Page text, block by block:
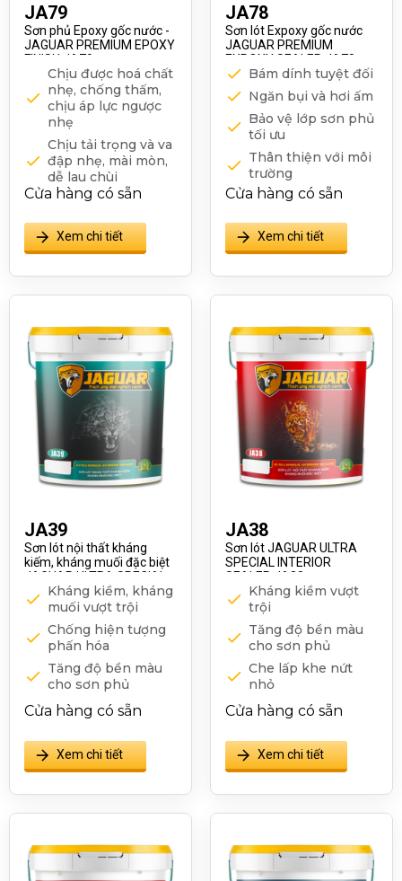
JA79
Sơn phủ Epoxy gốc nước -
JAGUAR PREMIUM EPOXY
FINISH JA79
Chịu được hoá chất
nhẹ, chống thấm,
chịu áp lực ngược
nhẹ
Chịu tải trọng và va
đập nhẹ, mài mòn,
dễ lau chùi
Không độc hại,
thuỷ ngân, an toàn
với người thi công
Cửa hàng có sẵn
Xem chi tiết
JA78
Sơn lót Expoxy gốc nước
JAGUAR PREMIUM
EXPOXY SEALER JA78
Bám dính tuyệt đối
Ngăn bụi và hơi ấm
Bảo vệ lớp sơn phủ
tối ưu
Thân thiện với môi
trường
Che lấp khe nứt
Cửa hàng có sẵn
Xem chi tiết
JA39
Sơn lót nội thất kháng
kiếm, kháng muối đặc biệt
JAGUAR ULTRA SPECIAL
INTERIOR SEALER JA39
Kháng kiềm, kháng
muối vượt trội
Chống hiện tượng
phấn hóa
Tăng độ bền màu
cho sơn phủ
Thân thiện với môi
trường
Che lấp khe nứt
nhỏ
Cửa hàng có sẵn
Xem chi tiết
JA38
Sơn lót JAGUAR ULTRA
SPECIAL INTERIOR
SEALER JA38
Kháng kiềm vượt
trội
Tăng độ bền màu
cho sơn phủ
Che lấp khe nứt
nhỏ
Chống hiện tượng
phấn hóa
Cửa hàng có sẵn
Xem chi tiết